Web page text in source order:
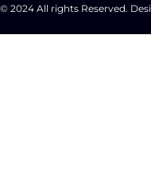
© 2024 All rights Reserved.